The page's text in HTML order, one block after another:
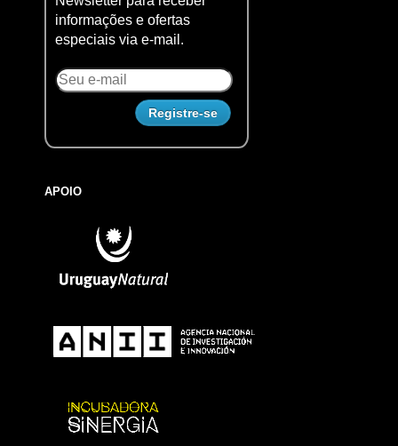
informações e ofertas
especiais via e-mail.
APOIO